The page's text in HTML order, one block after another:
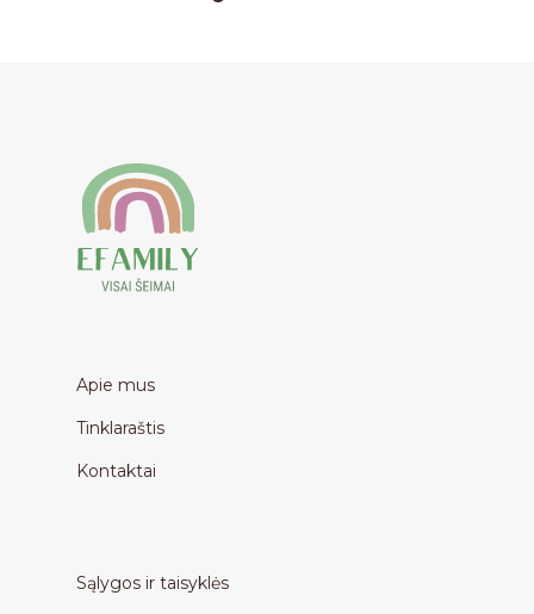
Apie mus
Tinklaraštis
Kontaktai
Sąlygos ir taisyklės